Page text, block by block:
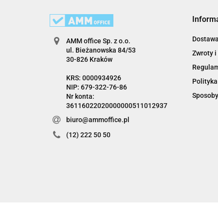
AMM office Sp. z o.o.
ul. Bieżanowska 84/53
30-826 Kraków
KRS: 0000934926
NIP: 679-322-76-86
Nr konta:
36116022020000000511012937
biuro@ammoffice.pl
(12) 222 50 50
Dostawa
Zwroty